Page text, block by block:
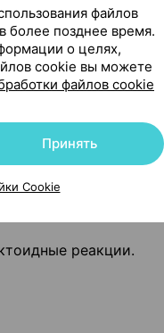
следующим
000 до <1/1000),
реакции.
файлов
более позднее время.
о целях,
cookie вы можете
файлов cookie
Принять
Cookie